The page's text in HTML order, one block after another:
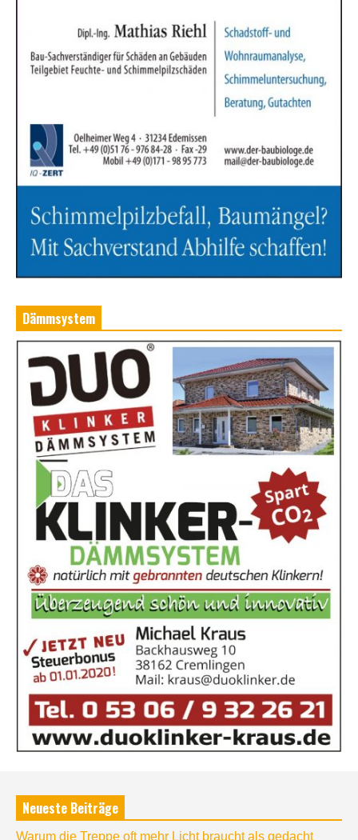
Dämmsystem
Neueste Beiträge
Warum die Treppe oft mehr Licht braucht als gedacht